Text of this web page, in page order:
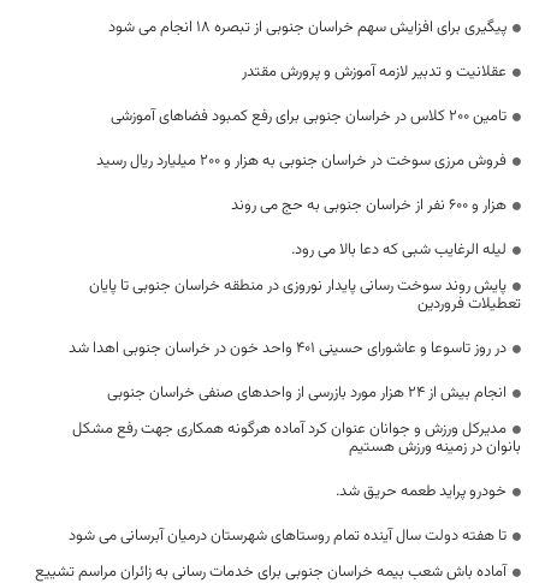
پیگیری برای افزایش سهم خراسان جنوبی از تبصره ۱۸ انجام می شود
عقلانیت و تدبیر لازمه آموزش و پرورش مقتدر
تامین ۲۰۰ کلاس در خراسان جنوبی برای رفع کمبود فضاهای آموزشی
فروش مرزی سوخت در خراسان جنوبی به هزار و ۲۰۰ میلیارد ریال رسید
هزار و ۶۰۰ نفر از خراسان جنوبی به حج می روند
لیله الرغایب شبی که دعا بالا می رود.
پایش روند سوخت رسانی پایدار نوروزی در منطقه خراسان جنوبی تا پایان
تعطیلات فروردین
در روز تاسوعا و عاشورای حسینی ۴۰۱ واحد خون در خراسان جنوبی اهدا شد
انجام بیش از 24 هزار مورد بازرسی از واحدهای صنفی خراسان جنوبی
مدیرکل ورزش و جوانان عنوان کرد آماده هرگونه همکاری جهت رفع مشکل
بانوان در زمینه ورزش هستیم
خودرو پراید طعمه حریق شد.
تا هفته دولت سال آینده تمام روستاهای شهرستان درمیان آبرسانی می شود
آماده باش شعب بیمه خراسان جنوبی برای خدمات رسانی به زائران مراسم تشییع